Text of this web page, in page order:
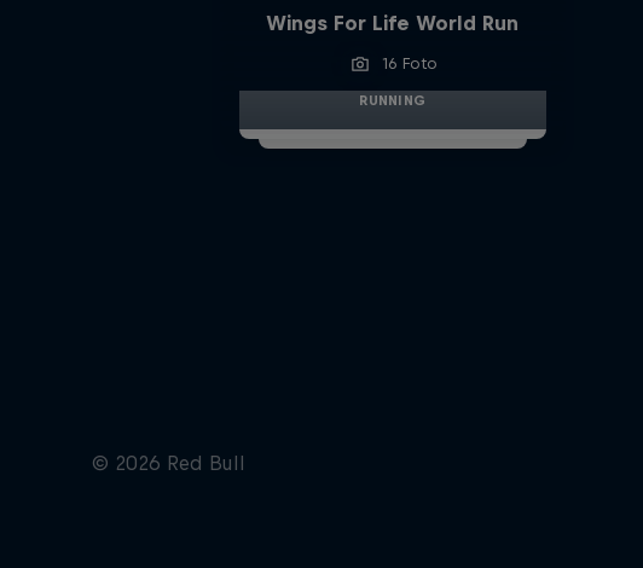
Wings For Life World Run
16 Foto
RUNNING